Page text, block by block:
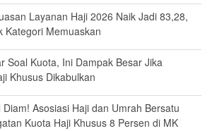
Layanan Haji 2026 Naik Jadi 83,28,
Kategori Memuaskan
Soal Kuota, Ini Dampak Besar Jika
Khusus Dikabulkan
Asosiasi Haji dan Umrah Bersatu
Kuota Haji Khusus 8 Persen di MK